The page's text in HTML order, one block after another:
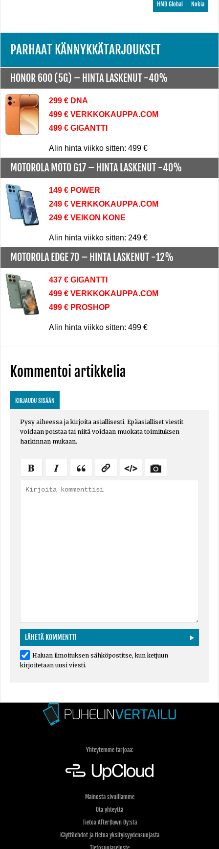
Nokia
HMD Global
PARHAAT KÄNNYKKÄTARJOUKSET
HONOR 600 (5G) – HINTA LASKENUT -40%
299 € DNA
499 € VERKKOKAUPPA.COM
499 € GIGANTTI
Alin hinta viikko sitten: 499 €
MOTOROLA MOTO G17 – HINTA LASKENUT -40%
149 € POWER
249 € VERKKOKAUPPA.COM
249 € VEIKON KONE
Alin hinta viikko sitten: 249 €
MOTOROLA EDGE 70 – HINTA LASKENUT -12%
437 € GIGANTTI
499 € VERKKOKAUPPA.COM
499 € PROSHOP
Alin hinta viikko sitten: 499 €
Kommentoi artikkelia
KIRJAUDU SISÄÄN
Pysy aiheessa ja kirjoita asiallisesti. Epäasialliset viestit
voidaan poistaa tai niitä voidaan muokata toimituksen
harkinnan mukaan.
Haluan ilmoituksen sähköpostitse, kun ketjuun
kirjoitetaan uusi viesti.
Yhteytemme tarjoaa:
Mainosta sivuillamme
Ota yhteyttä
Tietoa AfterDawn Oy:stä
Käyttöehdot ja tietoa yksityisyydensuojasta